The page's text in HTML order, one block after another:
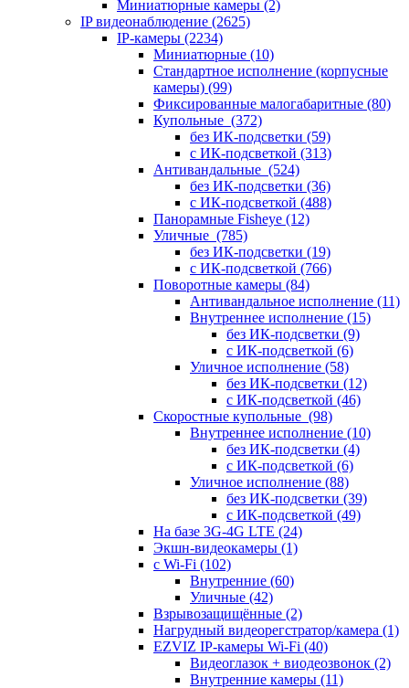
Миниатюрные камеры (2)
IP видеонаблюдение (2625)
IP-камеры (2234)
Миниатюрные (10)
Стандартное исполнение (корпусные
камеры) (99)
Фиксированные малогабаритные (80)
Купольные (372)
без ИК-подсветки (59)
с ИК-подсветкой (313)
Антивандальные (524)
без ИК-подсветки (36)
с ИК-подсветкой (488)
Панорамные Fisheye (12)
Уличные (785)
без ИК-подсветки (19)
с ИК-подсветкой (766)
Поворотные камеры (84)
Антивандальное исполнение (11)
Внутреннее исполнение (15)
без ИК-подсветки (9)
с ИК-подсветкой (6)
Уличное исполнение (58)
без ИК-подсветки (12)
с ИК-подсветкой (46)
Скоростные купольные (98)
Внутреннее исполнение (10)
без ИК-подсветки (4)
с ИК-подсветкой (6)
Уличное исполнение (88)
без ИК-подсветки (39)
с ИК-подсветкой (49)
На базе 3G-4G LTE (24)
Экшн-видеокамеры (1)
с Wi-Fi (102)
Внутренние (60)
Уличные (42)
Взрывозащищённые (2)
Нагрудный видеорегстратор/камера (1)
EZVIZ IP-камеры Wi-Fi (40)
Видеоглазок + виодеозвонок (2)
Внутренние камеры (11)